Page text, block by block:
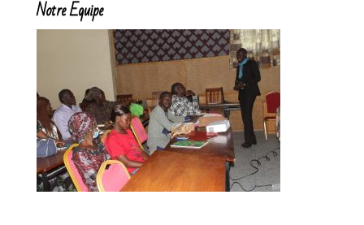
Notre Equipe